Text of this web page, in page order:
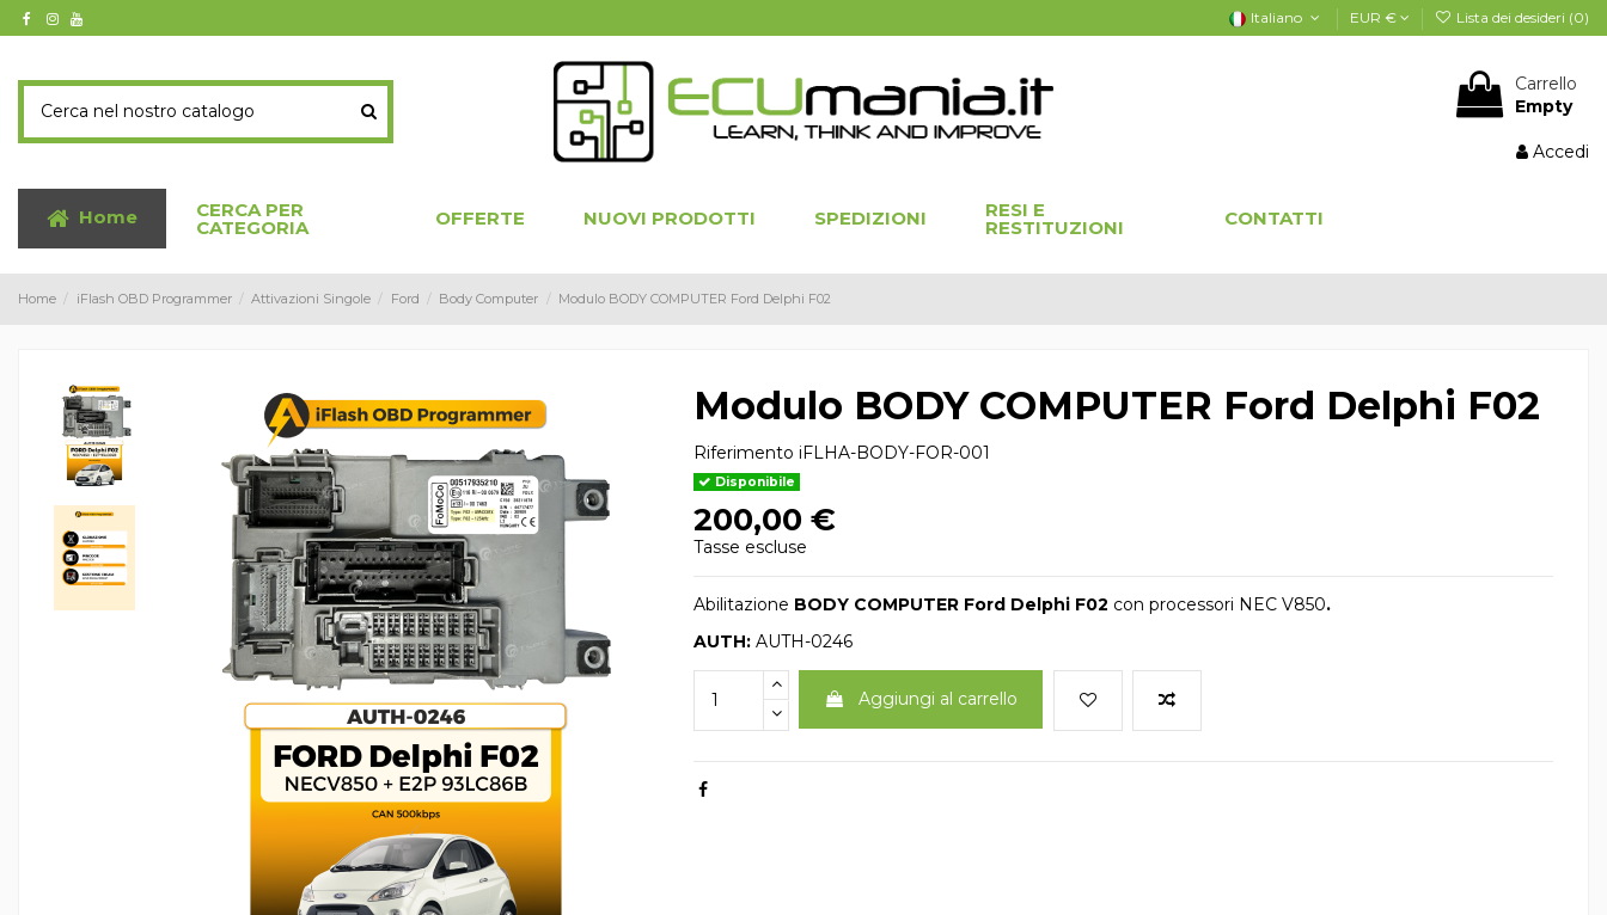
Italiano EUR € Lista dei desideri (0)
Carrello
Empty
Accedi
Home CERCA PER
CATEGORIA OFFERTE NUOVI PRODOTTI SPEDIZIONI RESI E
RESTITUZIONI CONTATTI
Home iFlash OBD Programmer Attivazioni Singole Ford Body Computer Modulo BODY COMPUTER Ford Delphi F02
Modulo BODY COMPUTER Ford Delphi F02
Riferimento iFLHA-BODY-FOR-001
Disponibile
200,00 €
Tasse escluse
Abilitazione BODY COMPUTER Ford Delphi F02 con processori NEC V850.
AUTH: AUTH-0246
Aggiungi al carrello